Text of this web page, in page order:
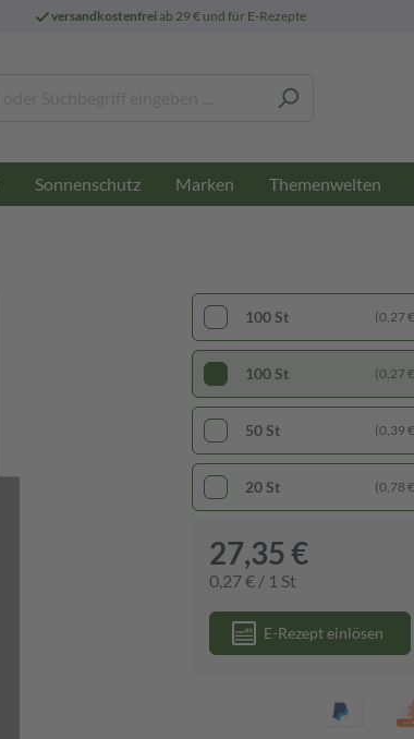
versandkostenfreiab 29 € und für E-Rezepte
Sonnenschutz Marken Themenwelten
100 St (0,27
100 St (0,27
50 St (0,39
20 St (0,78
27,35 €
0,27 € / 1 St
E-Rezept einlösen